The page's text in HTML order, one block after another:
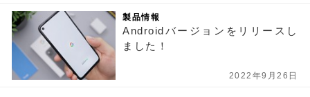
製品情報
Androidバージョンをリリースし
ました！
2022年9月26日